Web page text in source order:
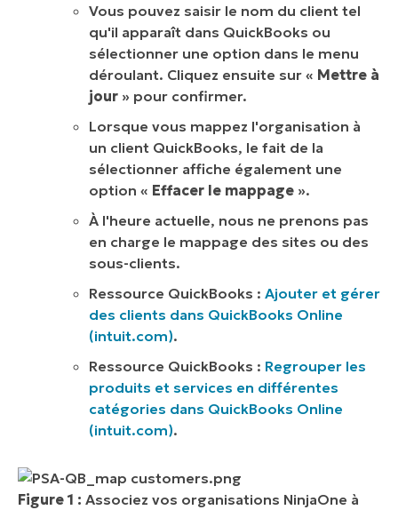
Vous pouvez saisir le nom du client tel
qu'il apparaît dans QuickBooks ou
sélectionner une option dans le menu
déroulant. Cliquez ensuite sur « Mettre à
jour » pour confirmer.
Lorsque vous mappez l'organisation à
un client QuickBooks, le fait de la
sélectionner affiche également une
option « Effacer le mappage ».
À l'heure actuelle, nous ne prenons pas
en charge le mappage des sites ou des
sous-clients.
Ressource QuickBooks : Ajouter et gérer
des clients dans QuickBooks Online
(intuit.com).
Ressource QuickBooks : Regrouper les
produits et services en différentes
catégories dans QuickBooks Online
(intuit.com).
Figure 1 : Associez vos organisations NinjaOne à